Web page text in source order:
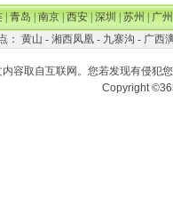
|青岛|南京|西安|深圳|苏州|广州
： 黄山 - 湘西凤凰- 九寨沟 - 广西
容取自互联网。您若发现有侵犯
Copyright